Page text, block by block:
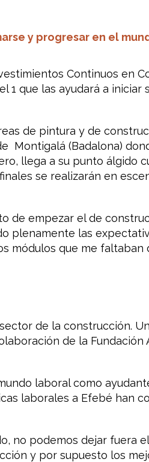
y progresar en el
Continuos en
1 que las ayudará a iniciar
de pintura y de
Montigalá (Badalona)
llega a su punto álgido
se realizarán en
de empezar el de
plenamente las
módulos que me faltaban
de la construcción.
de la Fundación
laboral como
laborales a Efebé han
no podemos dejar fuera
y por supuesto los